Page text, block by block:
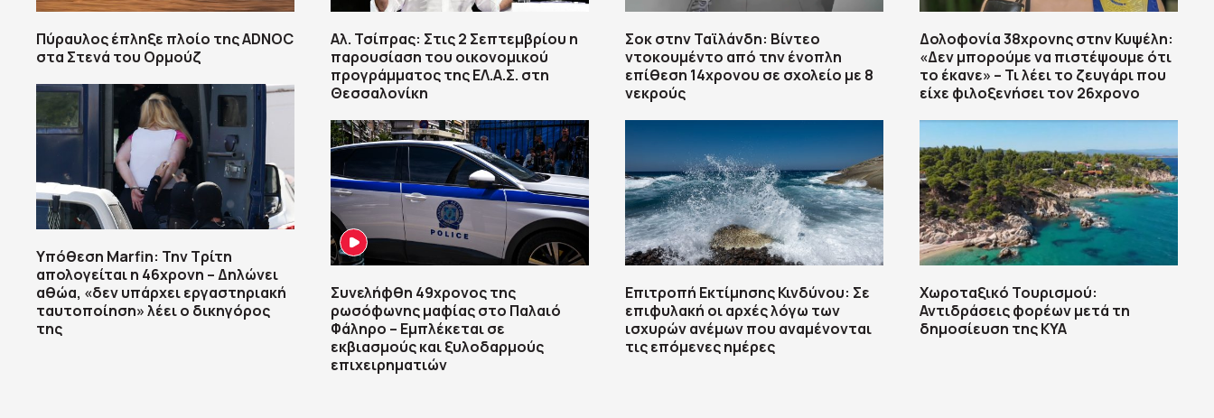
Πύραυλος έπληξε πλοίο της ADNOC
στα Στενά του Ορμούζ
Υπόθεση Marfin: Την Τρίτη
απολογείται η 46χρονη – Δηλώνει
αθώα, «δεν υπάρχει εργαστηριακή
ταυτοποίηση» λέει ο δικηγόρος
της
Αλ. Τσίπρας: Στις 2 Σεπτεμβρίου η
παρουσίαση του οικονομικού
προγράμματος της ΕΛ.Α.Σ. στη
Θεσσαλονίκη
Συνελήφθη 49χρονος της
ρωσόφωνης μαφίας στο Παλαιό
Φάληρο – Εμπλέκεται σε
εκβιασμούς και ξυλοδαρμούς
επιχειρηματιών
Σοκ στην Ταϊλάνδη: Βίντεο
ντοκουμέντο από την ένοπλη
επίθεση 14χρονου σε σχολείο με 8
νεκρούς
Επιτροπή Εκτίμησης Κινδύνου: Σε
επιφυλακή οι αρχές λόγω των
ισχυρών ανέμων που αναμένονται
τις επόμενες ημέρες
Δολοφονία 38χρονης στην Κυψέλη:
«Δεν μπορούμε να πιστέψουμε ότι
το έκανε» – Τι λέει το ζευγάρι που
είχε φιλοξενήσει τον 26χρονο
Χωροταξικό Τουρισμού:
Αντιδράσεις φορέων μετά τη
δημοσίευση της ΚΥΑ